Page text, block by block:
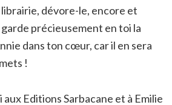
librairie, dévore-le, encore et
précieusement en toi la
dans ton cœur, car il en sera
!
Editions Sarbacane et à Emilie